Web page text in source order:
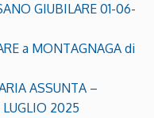
GIUBILARE 01-06-
a MONTAGNAGA di
ASSUNTA –
LUGLIO 2025